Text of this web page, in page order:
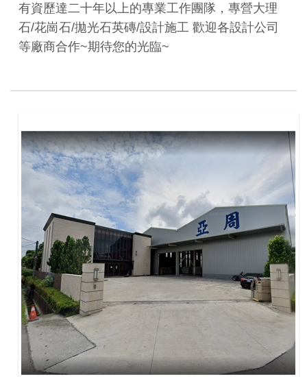
有資歷達二十年以上的專業工作團隊，專營大理
石/花崗石/拋光石英磚/設計施工 歡迎各設計公司
等廠商合作~期待您的光臨~